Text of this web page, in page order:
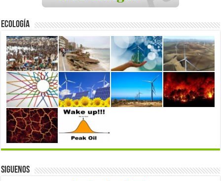
Ecología
Siguenos